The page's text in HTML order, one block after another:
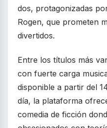
dos, protagonizadas
Rogen, que prometen
divertidos.
Entre los títulos más
con fuerte carga
disponible a partir del
día, la plataforma
comedia de ficción